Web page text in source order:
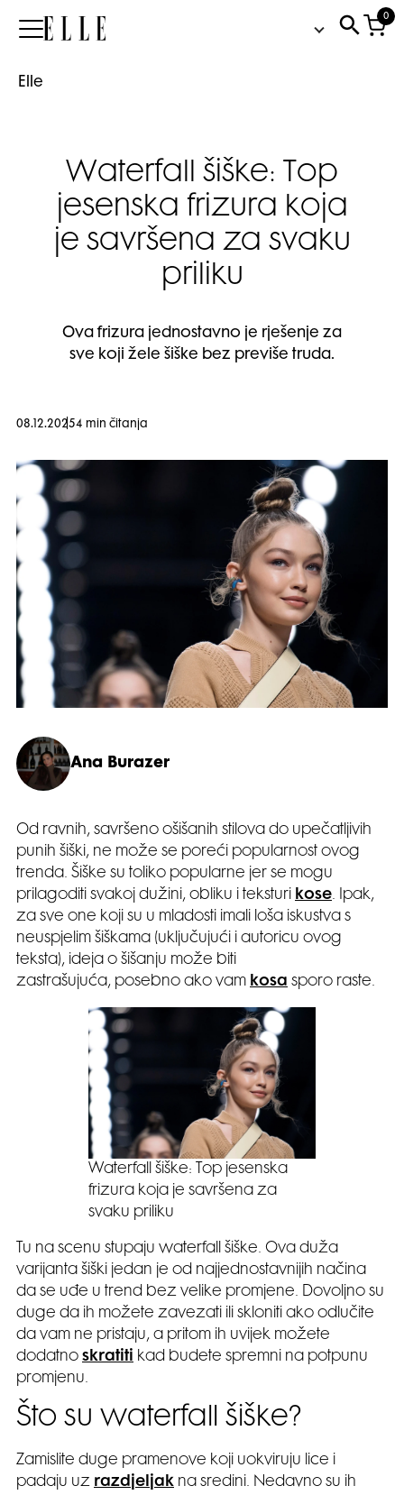
Elle
0
Elle
Waterfall šiške: Top
jesenska frizura koja
je savršena za svaku
priliku
Ova frizura jednostavno je rješenje za
sve koji žele šiške bez previše truda.
08.12.20254 min čitanja
Ana Burazer
Od ravnih, savršeno ošišanih stilova do upečatljivih
punih šiški, ne može se poreći popularnost ovog
trenda. Šiške su toliko popularne jer se mogu
prilagoditi svakoj dužini, obliku i teksturi
kose. Ipak,
za sve one koji su u mladosti imali loša iskustva s
neuspjelim šiškama (uključujući i autoricu ovog
teksta), ideja o šišanju može biti
zastrašujuća, posebno ako vam kosa sporo raste.
Waterfall šiške: Top jesenska
frizura koja je savršena za
svaku priliku
Tu na scenu stupaju waterfall šiške. Ova duža
varijanta šiški jedan je od najjednostavnijih načina
da se uđe u trend bez velike promjene. Dovoljno su
duge da ih možete zavezati ili skloniti ako odlučite
da vam ne pristaju, a pritom ih uvijek možete
dodatno skratiti
kad budete spremni na potpunu
promjenu.
Što su waterfall šiške?
Zamislite duge pramenove koji uokviruju lice i
padaju uz razdjeljak na sredini. Nedavno su ih